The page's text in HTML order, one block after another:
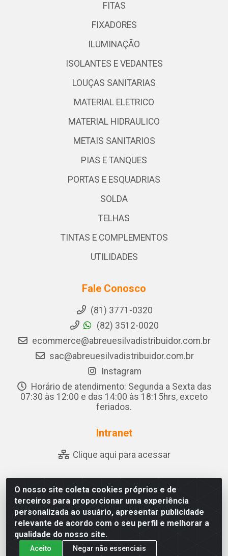
O nosso site coleta cookies próprios e de
terceiros para proporcionar uma experiência
personalizada ao usuário, apresentar publicidade
relevante de acordo com o seu perfil e melhorar a
qualidade do nosso site.
Aceito Negar não essenciais
FITAS
FIXADORES
ILUMINAÇÃO
ISOLANTES E VEDANTES
LOUÇAS SANITARIAS
MATERIAL ELETRICO
MATERIAL HIDRAULICO
METAIS SANITARIOS
PIAS E TANQUES
PORTAS E ESQUADRIAS
SOLDA
TELHAS
TINTAS E COMPLEMENTOS
UTILIDADES
Fale Conosco
(81) 3771-0320
(82) 3512-0020
ecommerce@abreuesilvadistribuidor.com.br
sac@abreuesilvadistribuidor.com.br
Instagram
Horário de atendimento: Segunda a Sexta das
07:30 às 12:00 e das 14:00 às 18:15hrs, exceto
feriados.
Intranet
Clique aqui para acessar
Abreu & Silva - Rua Padre Jose de Souza Leite, 265 - Ariado,
Olho D'Água das Flores/AL - CEP 57.442-000 - CNPJ
04.790.656/0001-06